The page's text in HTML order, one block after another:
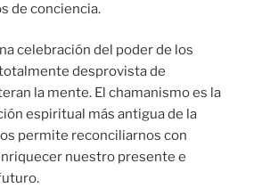
de conciencia.
celebración del poder de los
desprovista de
la mente. El chamanismo es la
espiritual más antigua de la
permite reconciliarnos con
nuestro presente e